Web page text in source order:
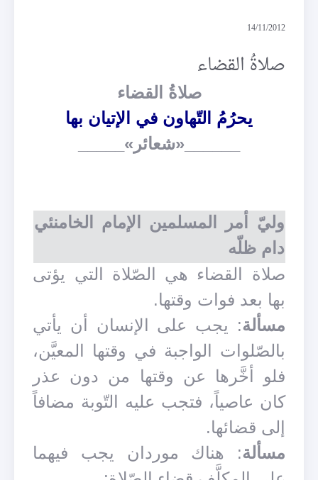
14/11/2012
صلاةُ القضاء
صلاةُ القضاء
يحرُمُ التّهاون في الإتيان بها
______«شعائر»_____
وليّ أمر المسلمين الإمام الخامنئي
دام ظلّه
صلاة القضاء هي الصّلاة التي يؤتى
بها بعد فوات وقتها.
مسألة: يجب على الإنسان أن يأتي
بالصّلوات الواجبة في وقتها المعيَّن،
فلو أخَّرها عن وقتها من دون عذر
كان عاصياً، فتجب عليه التّوبة مضافاً
إلى قضائها.
مسألة: هناك موردان يجب فيهما